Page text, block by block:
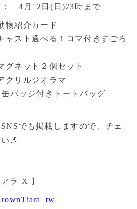
： 4月12日(日)23時まで
物紹介カード
ャスト選べる！コマ付きすごろ
グネット２個セット
クリルジオラマ
バッジ付きトートバッグ
でも掲載しますので、チェ
🎶
ラ X 】